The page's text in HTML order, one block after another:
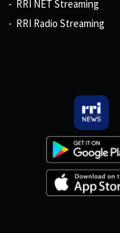
RRI NET Streaming
RRI Radio Streaming